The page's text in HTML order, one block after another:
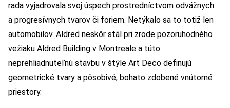
rada vyjadrovala svoj úspech prostredníctvom odvážnych
a progresívnych tvarov či foriem. Netýkalo sa to totiž len
automobilov. Aldred neskôr stál pri zrode pozoruhodného
vežiaku Aldred Building v Montreale a túto
neprehliadnuteľnú stavbu v štýle Art Deco definujú
geometrické tvary a pôsobivé, bohato zdobené vnútorné
priestory.